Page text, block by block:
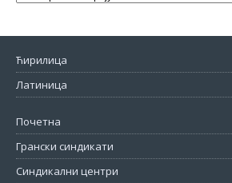
Ћирилица
Латиница
Почетна
Грански синдикати
Синдикални центри